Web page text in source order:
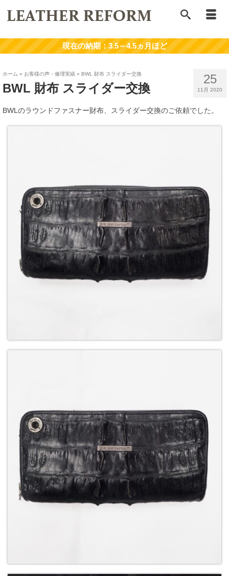
25
11月 2020
ホーム » お客様の声・修理実績 » BWL 財布 スライダー交換
BWL 財布 スライダー交換
BWLのラウンドファスナー財布、スライダー交換のご依頼でした。